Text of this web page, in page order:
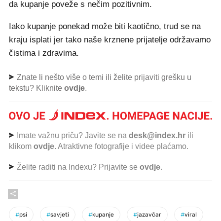
da kupanje poveže s nečim pozitivnim.
Iako kupanje ponekad može biti kaotično, trud se na
kraju isplati jer tako naše krznene prijatelje održavamo
čistima i zdravima.
Znate li nešto više o temi ili želite prijaviti grešku u
tekstu? Kliknite ovdje.
Imate važnu priču? Javite se na desk@index.hr ili
klikom ovdje. Atraktivne fotografije i videe plaćamo.
Želite raditi na Indexu? Prijavite se ovdje.
#psi #savjeti #kupanje #jazavčar #viral